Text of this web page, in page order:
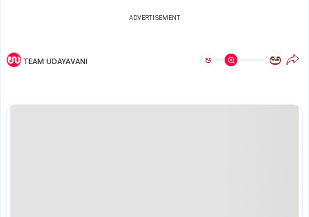
ADVERTISEMENT
TEAM UDAYAVANI ಅ ಅ